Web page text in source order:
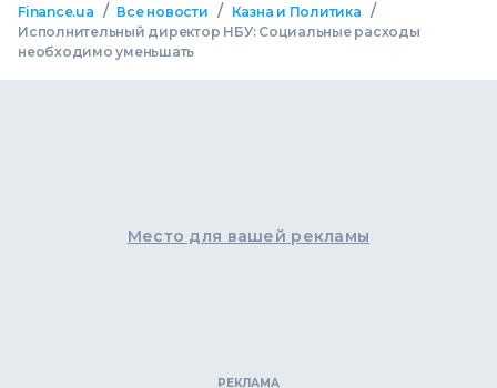
Finance.ua / Все новости / Казна и Политика /
Исполнительный директор НБУ: Социальные расходы
необходимо уменьшать
Место для вашей рекламы